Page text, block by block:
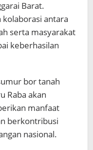
Barat.
antara
serta masyarakat
keberhasilan
bor tanah
Raba akan
manfaat
berkontribusi
nasional.